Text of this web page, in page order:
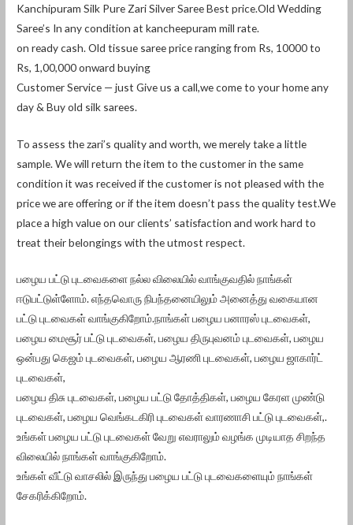
Kanchipuram Silk Pure Zari Silver Saree Best price.Old Wedding
Saree’s In any condition at kancheepuram mill rate.
on ready cash. Old tissue saree price ranging from Rs, 10000 to
Rs, 1,00,000 onward buying
Customer Service — just Give us a call,we come to your home any
day & Buy old silk sarees.
To assess the zari’s quality and worth, we merely take a little
sample. We will return the item to the customer in the same
condition it was received if the customer is not pleased with the
price we are offering or if the item doesn’t pass the quality test.We
place a high value on our clients’ satisfaction and work hard to
treat their belongings with the utmost respect.
பழைய பட்டு புடவைகளை நல்ல விலையில் வாங்குவதில் நாங்கள்
ஈடுபட்டுள்ளோம். எந்தவொரு நிபந்தனையிலும் அனைத்து வகையான
பட்டு புடவைகள் வாங்குகிறோம்.நாங்கள் பழைய பனாரஸ் புடவைகள்,
பழைய மைசூர் பட்டு புடவைகள், பழைய திருபுவனம் புடவைகள், பழைய
ஒன்பது கெஜம் புடவைகள், பழைய ஆரணி புடவைகள், பழைய ஜாகார்ட்
புடவைகள்,
பழைய திசு புடவைகள், பழைய பட்டு தோத்திகள், பழைய கேரள முண்டு
புடவைகள், பழைய வெங்கடகிரி புடவைகள் வாரணாசி பட்டு புடவைகள்,.
உங்கள் பழைய பட்டு புடவைகள் வேறு எவராலும் வழங்க முடியாத சிறந்த
விலையில் நாங்கள் வாங்குகிறோம்.
உங்கள் வீட்டு வாசலில் இருந்து பழைய பட்டு புடவைகளையும் நாங்கள்
சேகரிக்கிறோம்.